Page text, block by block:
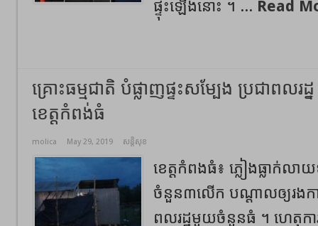
ផ្ទុះឡើងនោះ ។ ... Read
គ្រោះធម្មជាតិ បំផ្លាញផ្ទះសម្បែង ប្រជាព
ខេត្តកំពង់ធំ
molica May 29, 2019 សន្តិសុខ
ខេត្តកំពងធំ៖ ភ្លៀងធ្លាក់លា
ចំនួន៣លើក បណ្ដាលឲ្យរងកា
ពលរដ្ឋមួយចំនួនធំ ។ ហេតុក